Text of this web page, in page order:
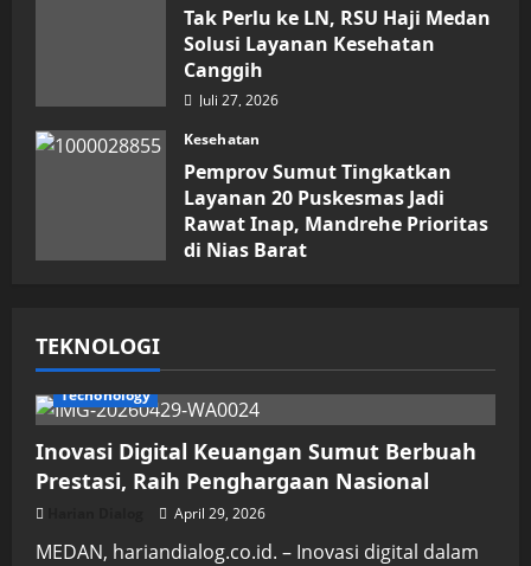
Tak Perlu ke LN, RSU Haji Medan
Solusi Layanan Kesehatan
Canggih
Juli 27, 2026
Kesehatan
Pemprov Sumut Tingkatkan
Layanan 20 Puskesmas Jadi
Rawat Inap, Mandrehe Prioritas
di Nias Barat
TEKNOLOGI
Techonology
Inovasi Digital Keuangan Sumut Berbuah
Prestasi, Raih Penghargaan Nasional
April 29, 2026
MEDAN, hariandialog.co.id. – Inovasi digital dalam